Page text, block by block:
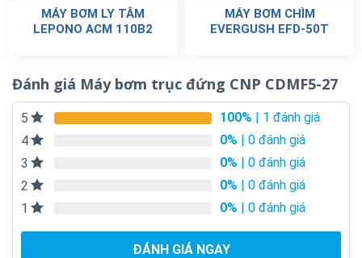
MÁY BƠM LY TÂM
LEPONO ACM 110B2
MÁY BƠM CHÌM
EVERGUSH EFD-50T
Đánh giá Máy bơm trục đứng CNP CDMF5-27
5 100% | 1 đánh giá
4
0% | 0 đánh giá
3
0% | 0 đánh giá
2
0% | 0 đánh giá
1
0% | 0 đánh giá
ĐÁNH GIÁ NGAY